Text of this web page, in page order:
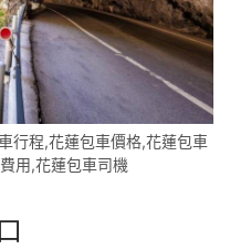
行程,花蓮包車價格,花蓮包車
用,花蓮包車司機